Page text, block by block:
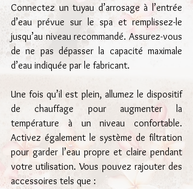
Connectez un tuyau d’arrosage à l’entrée
d’eau prévue sur le spa et remplissez-le
jusqu’au niveau recommandé. Assurez-vous
de ne pas dépasser la capacité maximale
d’eau indiquée par le fabricant.
Une fois qu’il est plein, allumez le dispositif
de chauffage pour augmenter la
température à un niveau confortable.
Activez également le système de filtration
pour garder l’eau propre et claire pendant
votre utilisation. Vous pouvez rajouter des
accessoires tels que :